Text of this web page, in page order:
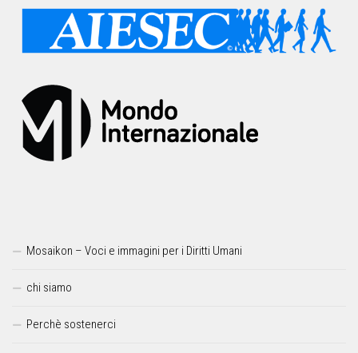
Mosaikon – Voci e immagini per i Diritti Umani
chi siamo
Perchè sostenerci